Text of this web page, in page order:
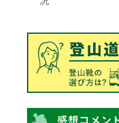
感想コメン